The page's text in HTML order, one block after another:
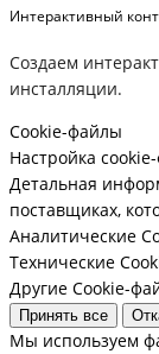
Интерактивный
Создаем
инсталляции.
Cookie-файлы
Настройка
Детальная
поставщиках,
Аналитические
Технические
Другие Cookie-
Принять все
Мы используем